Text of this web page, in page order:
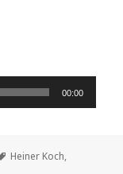
00:00
Schlagwörter
Heiner Koch,